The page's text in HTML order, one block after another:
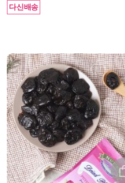
다신배송